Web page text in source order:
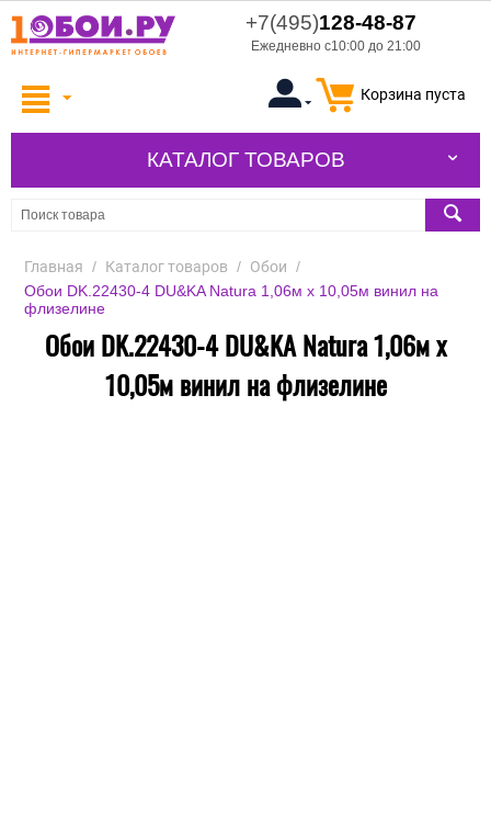
+7(495)128-48-87
Ежедневно с10:00 до 21:00
Корзина пуста
КАТАЛОГ ТОВАРОВ
Главная / Каталог товаров / Обои /
Обои DK.22430-4 DU&KA Natura 1,06м х 10,05м винил на
флизелине
Обои DK.22430-4 DU&KA Natura 1,06м х
10,05м винил на флизелине